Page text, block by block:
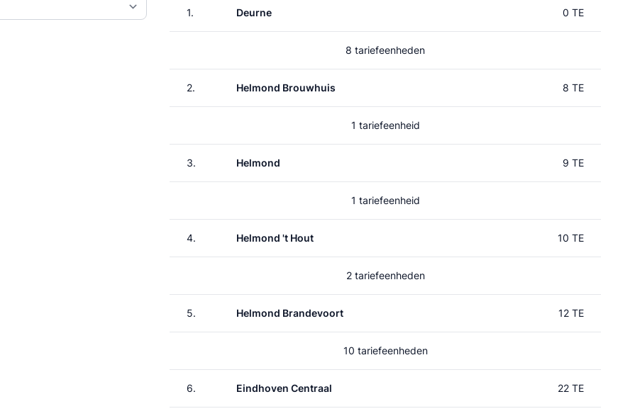
1. Deurne 0 TE
8 tariefeenheden
2. Helmond Brouwhuis 8 TE
1 tariefeenheid
3. Helmond 9 TE
1 tariefeenheid
4. Helmond 't Hout 10 TE
2 tariefeenheden
5. Helmond Brandevoort 12 TE
10 tariefeenheden
6. Eindhoven Centraal 22 TE